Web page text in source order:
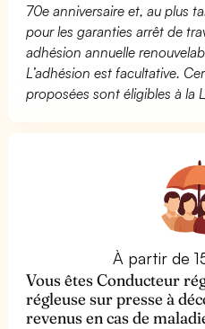
70e anniversaire et, au plus
pour les garanties arrêt de
adhésion annuelle
L’adhésion est facultative.
proposées sont éligibles à la
À partir de
Vous êtes Conducteur
régleuse sur presse à
revenus en cas de